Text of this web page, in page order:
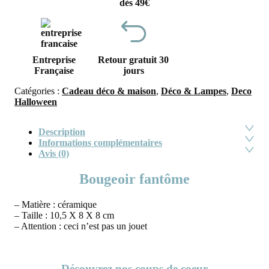
dès 49€
Entreprise
Française
Retour gratuit 30
jours
Catégories : Cadeau déco & maison, Déco & Lampes, Deco
Halloween
Description
Informations complémentaires
Avis (0)
Bougeoir fantôme
– Matière : céramique
– Taille : 10,5 X 8 X 8 cm
– Attention : ceci n’est pas un jouet